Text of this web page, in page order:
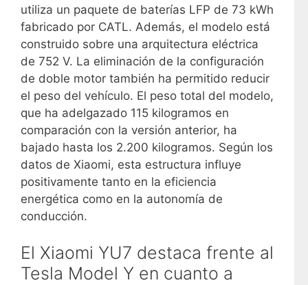
utiliza un paquete de baterías LFP de 73 kWh
fabricado por CATL. Además, el modelo está
construido sobre una arquitectura eléctrica
de 752 V. La eliminación de la configuración
de doble motor también ha permitido reducir
el peso del vehículo. El peso total del modelo,
que ha adelgazado 115 kilogramos en
comparación con la versión anterior, ha
bajado hasta los 2.200 kilogramos. Según los
datos de Xiaomi, esta estructura influye
positivamente tanto en la eficiencia
energética como en la autonomía de
conducción.
El Xiaomi YU7 destaca frente al
Tesla Model Y en cuanto a